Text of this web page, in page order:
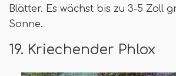
Blätter. Es wächst bis zu 3-5 Zoll
Sonne.
19. Kriechender Phlox